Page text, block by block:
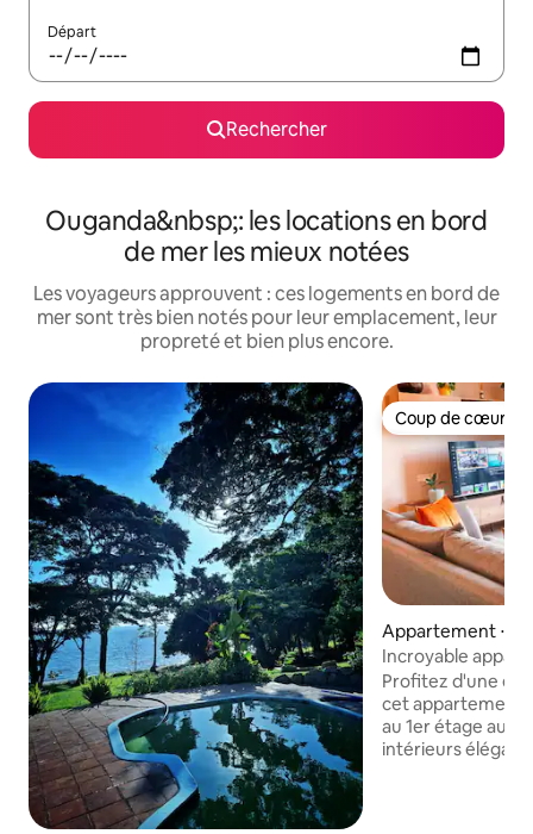
Départ
Rechercher
Ouganda&nbsp;: les locations en bord
de mer les mieux notées
Les voyageurs approuvent : ces logements en bord de
mer sont très bien notés pour leur emplacement, leur
propreté et bien plus encore.
Coup de cœur
Coup de cœur
Appartement ⋅
Incroyable
Marina - Entebbe
Profitez d'une
cet appartement
au 1er étage au
intérieurs